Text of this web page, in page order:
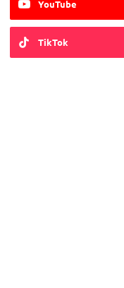
YouTube
TikTok